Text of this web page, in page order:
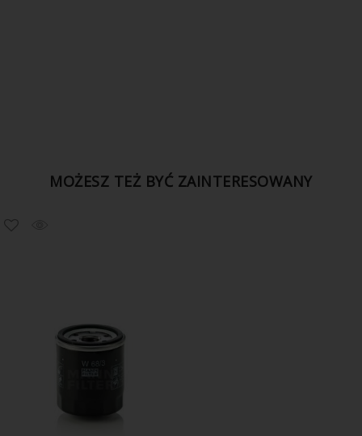
MOŻESZ TEŻ BYĆ ZAINTERESOWANY